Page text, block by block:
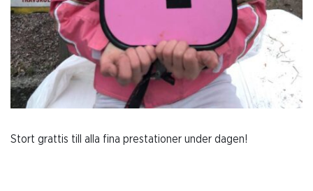
Stort grattis till alla fina prestationer under dagen!